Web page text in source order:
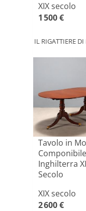
XIX secolo
1 500 €
IL RIGATTIERE
Tavolo in
Componibile
Inghilterra
Secolo
XIX secolo
2 600 €